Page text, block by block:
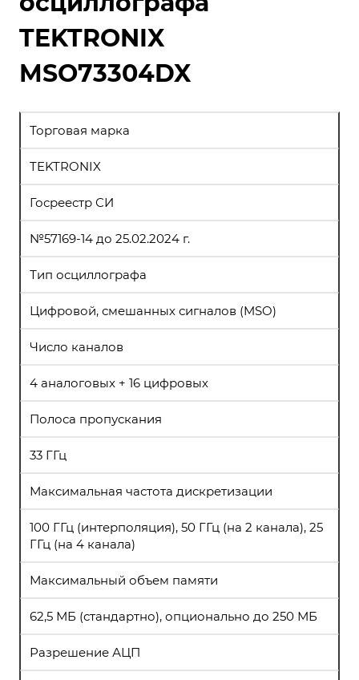
TEKTRONIX
MSO73304DX
Торговая марка
TEKTRONIX
Госреестр СИ
№57169-14 до 25.02.2024 г.
Тип осциллографа
Цифровой, смешанных сигналов (MSO)
Число каналов
4 аналоговых + 16 цифровых
Полоса пропускания
33 ГГц
Максимальная частота дискретизации
100 ГГц (интерполяция), 50 ГГц (на 2 канала), 25
ГГц (на 4 канала)
Максимальный объем памяти
62,5 МБ (стандартно), опционально до 250 МБ
Разрешение АЦП